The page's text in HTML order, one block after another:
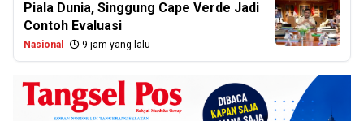
Piala Dunia, Singgung Cape Verde Jadi
Contoh Evaluasi
Nasional 9 jam yang lalu